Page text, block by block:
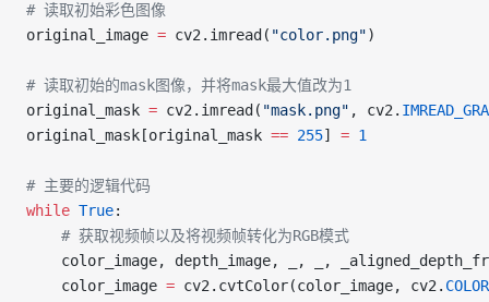
# 读取初始彩色图像
original_image = cv2.imread( "color.png")
# 读取初始的mask图像，并将mask最大值改为1
original_mask = cv2.imread( "mask.png" , cv2.
original_mask[original_mask == 255] = 1
# 主要的逻辑代码
while True:
    # 获取视频帧以及将视频帧转化为RGB模式
color_image, depth_image, _, _,
    color_image
= cv2.cvtColor(color_image, cv2.